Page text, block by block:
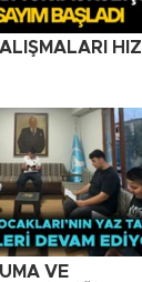
HIZ
VE